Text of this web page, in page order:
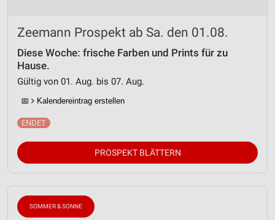
Zeemann Prospekt ab Sa. den 01.08.
Diese Woche: frische Farben und Prints für zu
Hause.
Gültig von 01. Aug. bis 07. Aug.
📅 Kalendereintrag erstellen
PROSPEKT BLÄTTERN
SOMMER & SONNE